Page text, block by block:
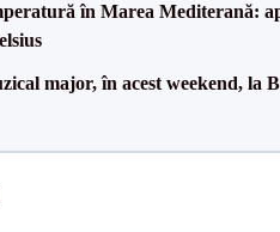
în Marea Mediterană:
major, în acest weekend, la